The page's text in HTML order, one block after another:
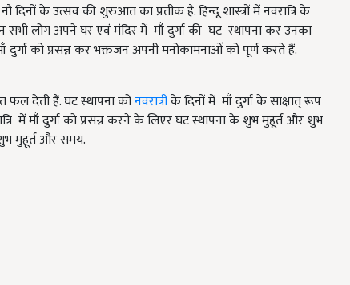
दिनों के उत्सव की शुरुआत का प्रतीक है. हिन्दू शास्त्रों में नवरात्रि के
सभी लोग अपने घर एवं मंदिर में माँ दुर्गा की घट स्थापना कर उनका
दुर्गा को प्रसन्न कर भक्तजन अपनी मनोकामनाओं को पूर्ण करते हैं.
फल देती हैं. घट स्थापना कोनवरात्रीके दिनों में माँ दुर्गा के साक्षात् रूप
में माँ दुर्गा को प्रसन्न करने के लिएर घट स्थापना के शुभ मुहूर्त और शुभ
मुहूर्त और समय.